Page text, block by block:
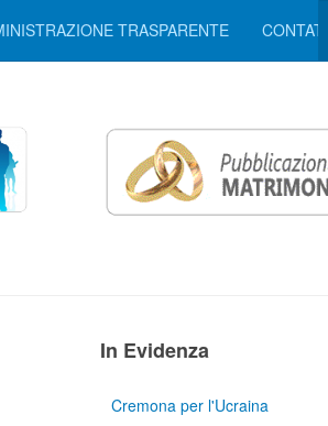
TRASPARENTE CONTATTI
In Evidenza
Cremona per l'Ucraina